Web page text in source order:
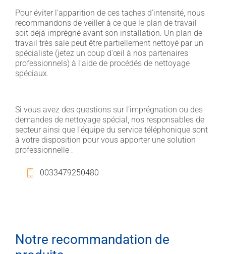
Pour éviter l'apparition de ces taches d'intensité, nous
recommandons de veiller à ce que le plan de travail
soit déjà imprégné avant son installation. Un plan de
travail très sale peut être partiellement nettoyé par un
spécialiste (jetez un coup d'œil à nos partenaires
professionnels) à l'aide de procédés de nettoyage
spéciaux.
Si vous avez des questions sur l'imprégnation ou des
demandes de nettoyage spécial, nos responsables de
secteur ainsi que l'équipe du service téléphonique sont
à votre disposition pour vous apporter une solution
professionnelle :
0033479250480
Notre recommandation de